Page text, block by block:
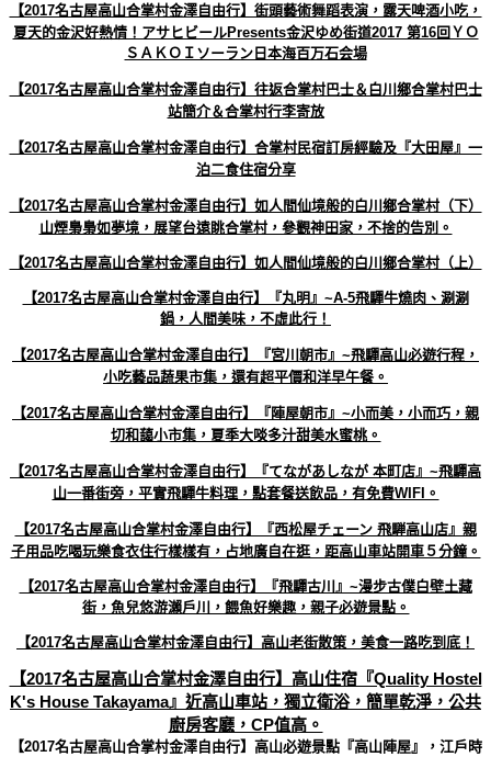
【2017名古屋高山合掌村金澤自由行】街頭藝術舞蹈表演，露天啤酒小吃，
夏天的金沢好熱情！アサヒビールPresents金沢ゆめ街道2017 第16回ＹＯ
ＳＡＫＯＩソーラン日本海百万石会場
【2017名古屋高山合掌村金澤自由行】往返合掌村巴士＆白川鄉合掌村巴士
站簡介＆合掌村行李寄放
【2017名古屋高山合掌村金澤自由行】合掌村民宿訂房經驗及『大田屋』一
泊二食住宿分享
【2017名古屋高山合掌村金澤自由行】如人間仙境般的白川鄉合掌村（下）
山煙梟梟如夢境，展望台遠眺合掌村，參觀神田家，不捨的告別。
【2017名古屋高山合掌村金澤自由行】如人間仙境般的白川鄉合掌村（上）
【2017名古屋高山合掌村金澤自由行】『丸明』~A-5飛驒牛燒肉、涮涮
鍋，人間美味，不虛此行！
【2017名古屋高山合掌村金澤自由行】『宮川朝市』~飛驒高山必遊行程，
小吃藝品蔬果市集，還有超平價和洋早午餐。
【2017名古屋高山合掌村金澤自由行】『陣屋朝市』~小而美，小而巧，親
切和藹小市集，夏季大啖多汁甜美水蜜桃。
【2017名古屋高山合掌村金澤自由行】『てながあしなが 本町店』~飛驒高
山一番街旁，平實飛驒牛料理，點套餐送飲品，有免費WIFI。
【2017名古屋高山合掌村金澤自由行】『西松屋チェーン 飛騨高山店』親
子用品吃喝玩樂食衣住行樣樣有，占地廣自在逛，距高山車站開車５分鐘。
【2017名古屋高山合掌村金澤自由行】『飛驒古川』~漫步古僕白壁土藏
街，魚兒悠游瀨戶川，餵魚好樂趣，親子必遊景點。
【2017名古屋高山合掌村金澤自由行】高山老街散策，美食一路吃到底！
【2017名古屋高山合掌村金澤自由行】高山住宿『Quality Hostel
K's House Takayama』近高山車站，獨立衛浴，簡單乾淨，公共
廚房客廳，CP值高。
【2017名古屋高山合掌村金澤自由行】高山必遊景點『高山陣屋』，江戶時